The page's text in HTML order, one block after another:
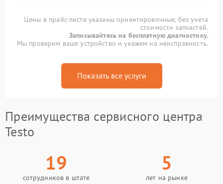
Цены в прайс-листе указаны ориентировочные, без учета
стоимости запчастей.
Записывайтесь на бесплатную диагностику.
Мы проверим ваше устройство и укажем на неисправность.
Показать все услуги
Преимущества сервисного центра
Testo
19
сотрудников в штате
5
лет на рынке